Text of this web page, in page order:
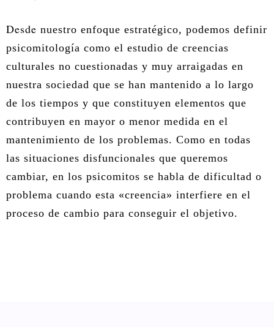
ÀREA DE PEDAGOGIA SISTÈMICA
ÀREA DE INTERVENCIÓ ESTRATÈGICA
ÁREA ONLINE
Desde nuestro enfoque estratégico, podemos definir
psicomitología como el estudio de creencias
culturales no cuestionadas y muy arraigadas en
nuestra sociedad que se han mantenido a lo largo
de los tiempos y que constituyen elementos que
contribuyen en mayor o menor medida en el
mantenimiento de los problemas. Como en todas
las situaciones disfuncionales que queremos
cambiar, en los psicomitos se habla de dificultad o
problema cuando esta «creencia» interfiere en el
proceso de cambio para conseguir el objetivo.